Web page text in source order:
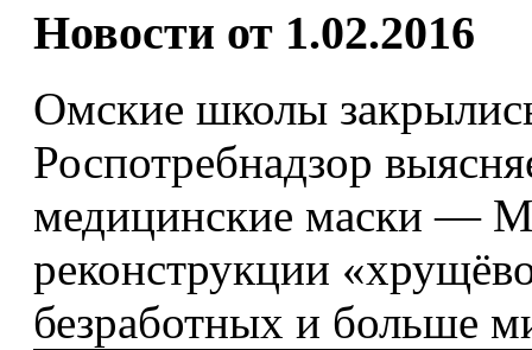
Новости от 1.02.2016
Омские школы
Роспотребнадзор
медицинские маски —
реконструкции
безработных и больше